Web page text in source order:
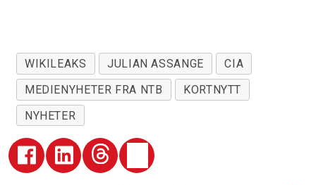
WIKILEAKS JULIAN ASSANGE
CIA
MEDIENYHETER FRA NTB
KORTNYTT
NYHETER